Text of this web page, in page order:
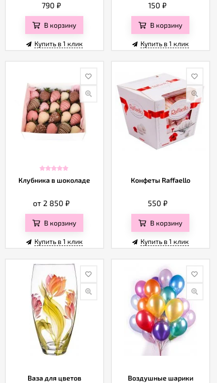
790₽
В корзину
Купить в 1 клик
150₽
В корзину
Купить в 1 клик
Клубника в шоколаде
от 2 850₽
В корзину
Купить в 1 клик
Конфеты Raffaello
550 ₽
В корзину
Купить в 1 клик
Ваза для цветов Воздушные шарики